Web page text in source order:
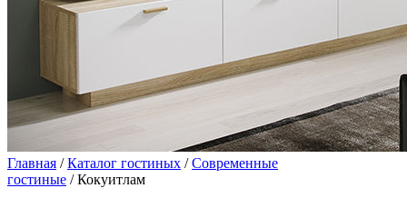
Главная /Каталог гостиных /Современные
гостиные / Кокуитлам